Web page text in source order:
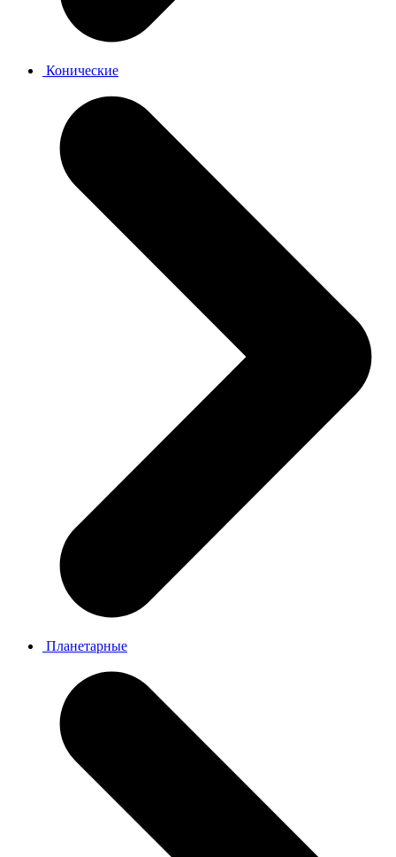
Конические
Планетарные